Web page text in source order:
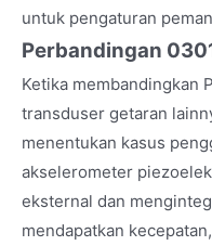
untuk pengaturan
Perbandingan
Ketika membandingkan
transduser getaran
menentukan kasus
akselerometer
eksternal dan
mendapatkan